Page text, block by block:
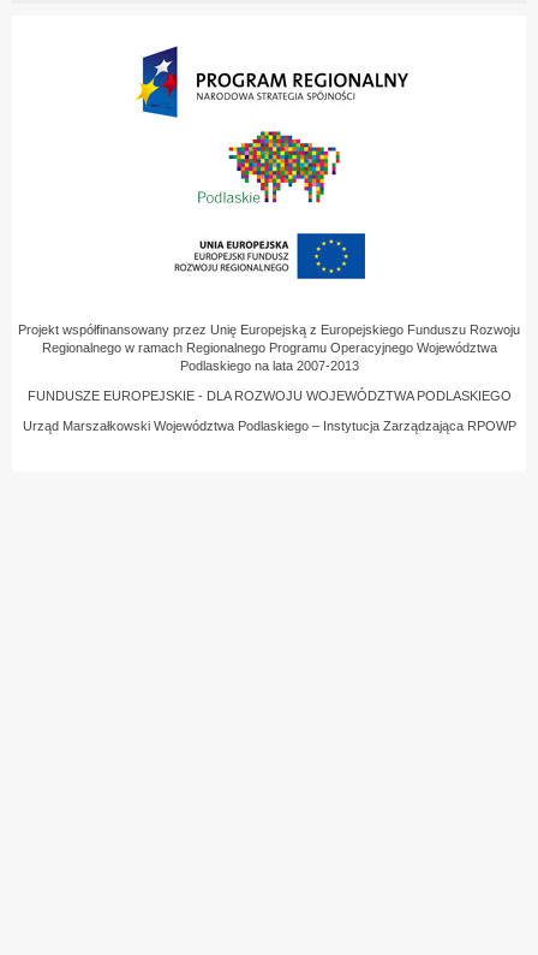
Projekt współfinansowany przez Unię Europejską z Europejskiego Funduszu Rozwoju
Regionalnego w ramach Regionalnego Programu Operacyjnego Województwa
Podlaskiego na lata 2007-2013
FUNDUSZE EUROPEJSKIE - DLA ROZWOJU WOJEWÓDZTWA PODLASKIEGO
Urząd Marszałkowski Województwa Podlaskiego – Instytucja Zarządzająca RPOWP